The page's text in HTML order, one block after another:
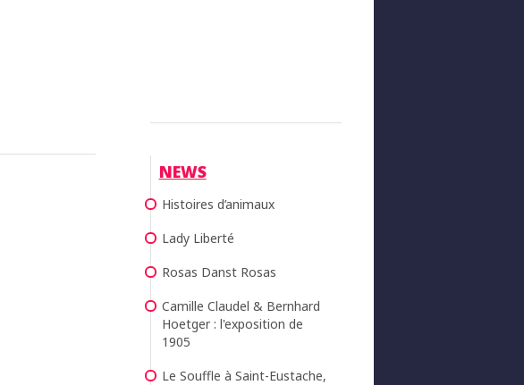
NEWS
Histoires d’animaux
Lady Liberté
Rosas Danst Rosas
Camille Claudel & Bernhard
Hoetger : l'exposition de
1905
Le Souffle à Saint-Eustache,